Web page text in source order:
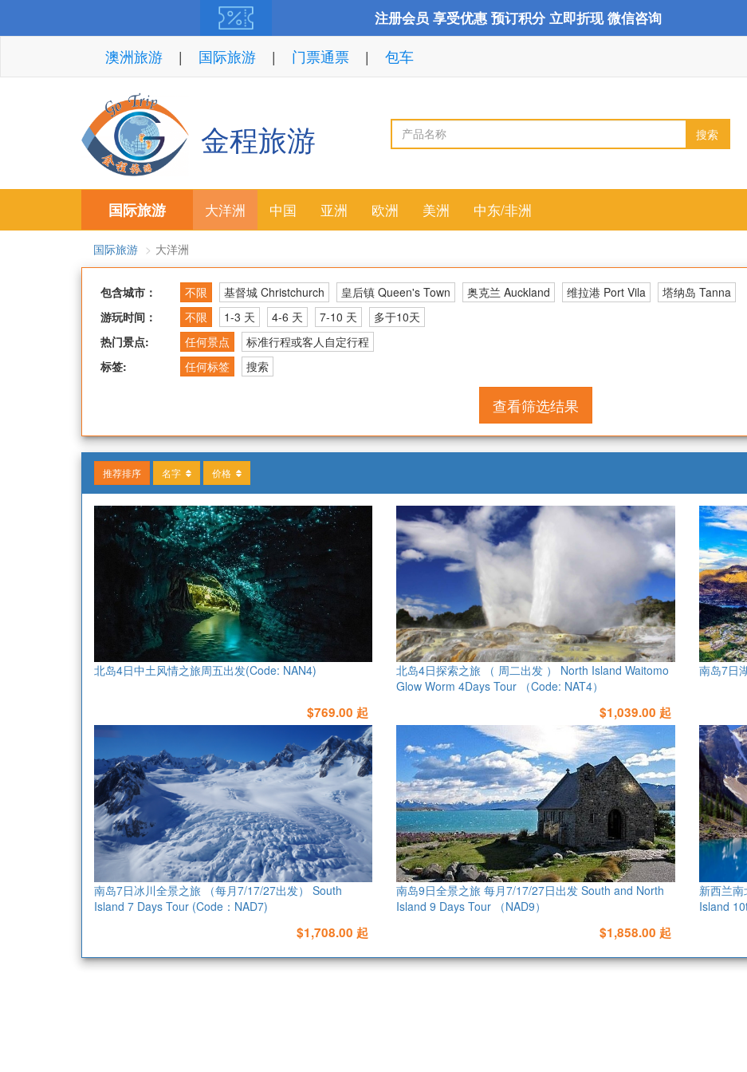
注册会员 享受优惠 预订积分 立即折现 微信咨询
澳洲旅游 国际旅游 门票通票 包车
金程旅游 搜索
国际旅游 大洋洲 中国 亚洲 欧洲 美洲 中东/非洲
国际旅游 大洋洲
包含城市： 不限 基督城 Christchurch 皇后镇 Queen's Town 奥克兰 Auckland 维拉港 Port Vila
塔纳岛 Tanna
游玩时间：
不限 1-3 天 4-6 天 7-10 天
多于10天
热门景点:
任何景点
标准行程或客人自定行程
标签:
任何标签 搜索
查看筛选结果
推荐排序 名字 价格
北岛4日中土风情之旅周五出发(Code: NAN4)
$769.00 起
北岛4日探索之旅 （ 周二出发 ） North Island Waitomo
Glow Worm 4Days Tour （Code: NAT4）
$1,039.00 起
南岛7日
南岛7日冰川全景之旅 （每月7/17/27出发） South
Island 7 Days Tour (Code：NAD7)
$1,708.00 起
南岛9日全景之旅 每月7/17/27日出发 South and North
Island 9 Days Tour （NAD9）
$1,858.00 起
新西兰
Island